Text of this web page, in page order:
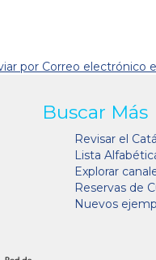
por Correo electrónico
Buscar Más
Revisar el
Lista
Explorar
Reservas de
Nuevos